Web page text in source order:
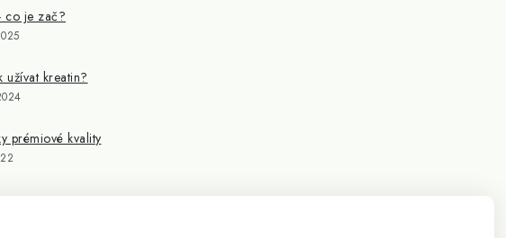
co je zač?
užívat kreatin?
prémiové kvality